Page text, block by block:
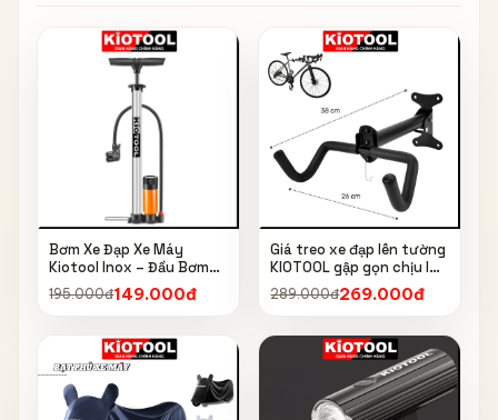
Bơm Xe Đạp Xe Máy
Kiotool Inox – Đầu Bơm
Thông Minh, Kèm Bơm
Bóng, Đồng Hồ 160 PSI
195.000đ149.000đ
Giá treo xe đạp lên tường
KIOTOOL gập gọn chịu lực
cao kèm móc treo mũ bảo
hiểm
289.000đ269.000đ